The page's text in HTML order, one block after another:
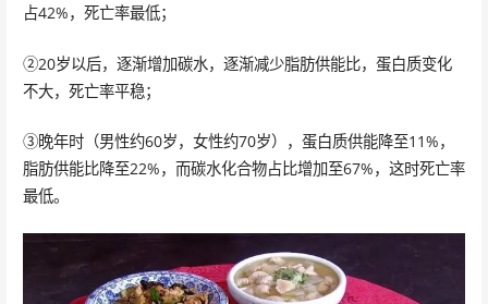
占42%，死亡率最低；
②20岁以后，逐渐增加碳水，逐渐减少脂肪供能比，蛋白质变化
不大，死亡率平稳；
③晚年时（男性约60岁，女性约70岁），蛋白质供能降至11%，
脂肪供能比降至22%，而碳水化合物占比增加至67%，这时死亡率
最低。